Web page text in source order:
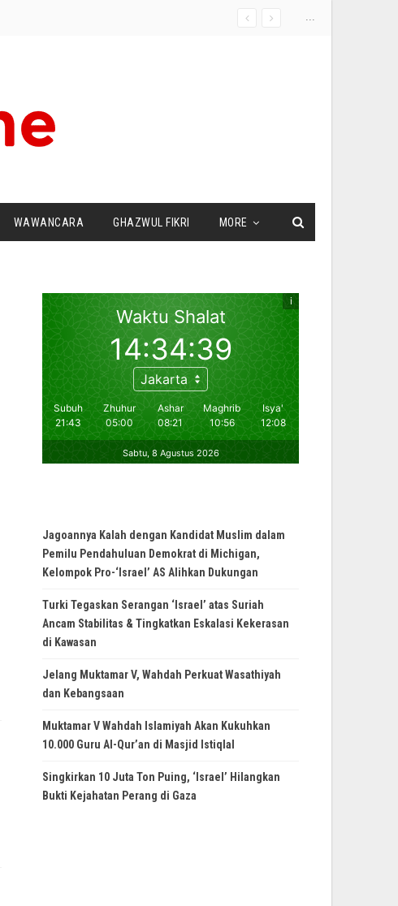
...
WAWANCARA GHAZWUL FIKRI MORE
Jagoannya Kalah dengan Kandidat Muslim dalam
Pemilu Pendahuluan Demokrat di Michigan,
Kelompok Pro-‘Israel’ AS Alihkan Dukungan
Turki Tegaskan Serangan ‘Israel’ atas Suriah
Ancam Stabilitas & Tingkatkan Eskalasi Kekerasan
di Kawasan
Jelang Muktamar V, Wahdah Perkuat Wasathiyah
dan Kebangsaan
Muktamar V Wahdah Islamiyah Akan Kukuhkan
10.000 Guru Al-Qur’an di Masjid Istiqlal
Singkirkan 10 Juta Ton Puing, ‘Israel’ Hilangkan
Bukti Kejahatan Perang di Gaza